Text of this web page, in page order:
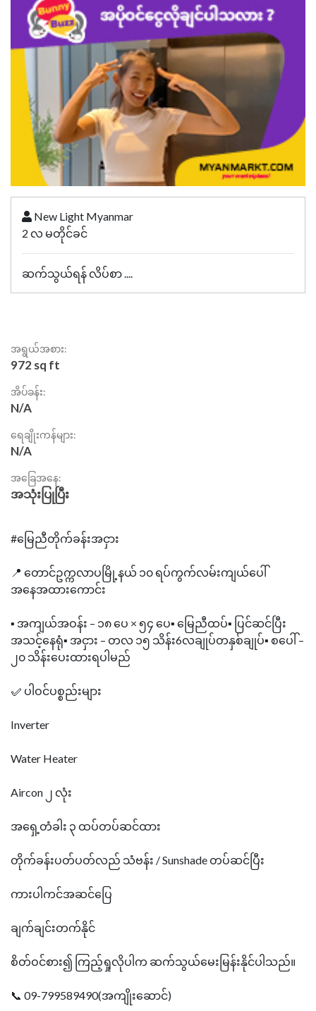
New Light Myanmar
2 လ မတိုင်ခင်
ဆက်သွယ်ရန် လိပ်စာ ....
အရွယ်အစား:
972 sq ft
အိပ်ခန်း:
N/A
ရေချိုးကန်များ:
N/A
အခြေအနေ:
အသုံးပြုပြီး
#မြေညီတိုက်ခန်းအငှား
📍 တောင်ဥက္ကလာပမြို့နယ် ၁၀ ရပ်ကွက်လမ်းကျယ်ပေါ်
အနေအထားကောင်း
▪️ အကျယ်အဝန်း – ၁၈ ပေ × ၅၄ ပေ▪️ မြေညီထပ်▪️ ပြင်ဆင်ပြီး
အသင့်နေရုံ▪️ အငှား – တလ ၁၅ သိန်း6လချုပ်တနှစ်ချုပ်▪️ စပေါ် –
၂၀ သိန်းပေးထားရပါမည်
✅ ပါဝင်ပစ္စည်းများ
Inverter
Water Heater
Aircon ၂ လုံး
အရှေ့တံခါး ၃ ထပ်တပ်ဆင်ထား
တိုက်ခန်းပတ်ပတ်လည် သံဗန်း / Sunshade တပ်ဆင်ပြီး
ကားပါကင်အဆင်ပြေ
ချက်ချင်းတက်နိုင်
စိတ်ဝင်စား၍ ကြည့်ရှုလိုပါက ဆက်သွယ်မေးမြန်းနိုင်ပါသည်။